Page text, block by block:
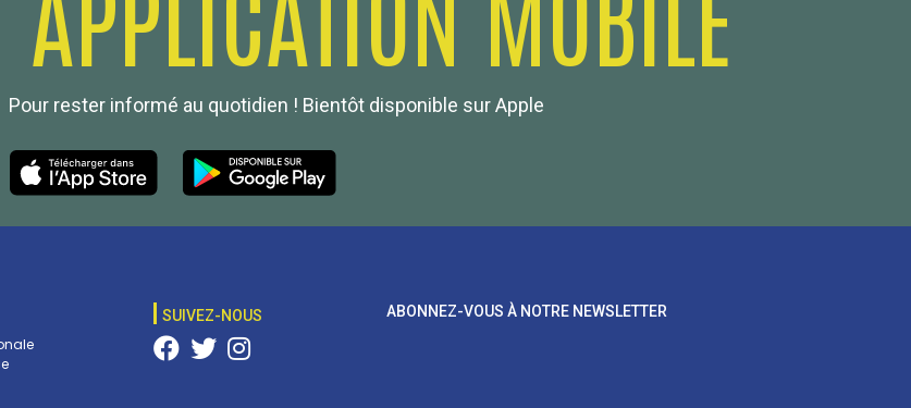
Pour rester informé au quotidien ! Bientôt disponible sur Apple
SUIVEZ-NOUS ABONNEZ-VOUS À NOTRE NEWSLETTER